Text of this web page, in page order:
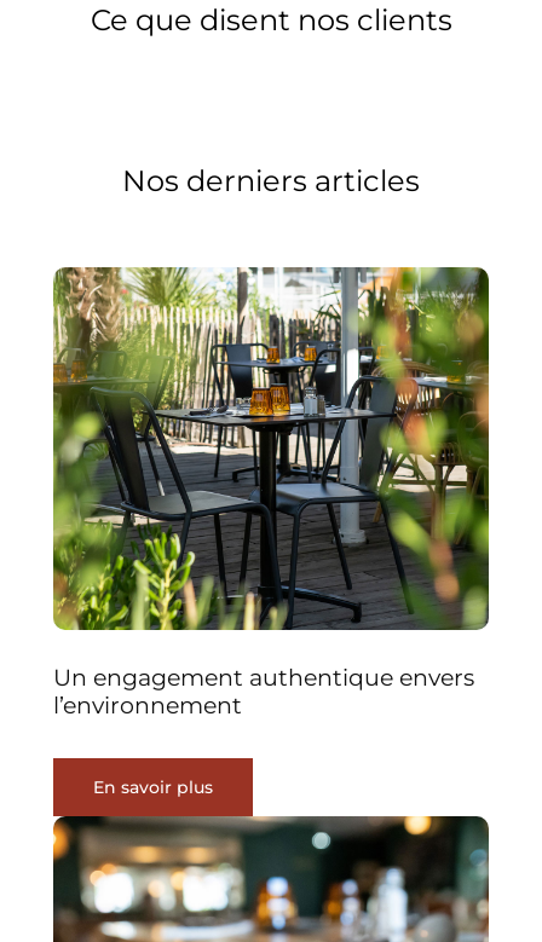
Ce que disent nos clients
Nos derniers articles
Un engagement authentique envers
l’environnement
En savoir plus